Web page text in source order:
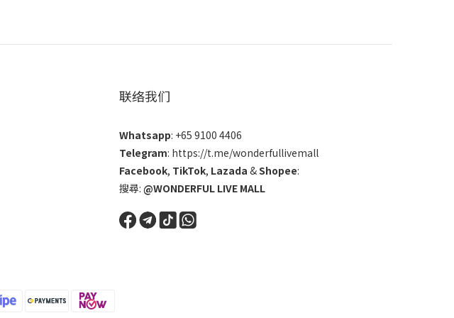
联络我们
Whatsapp: +65 9100 4406
Telegram: https://t.me/wonderfullivemall
Facebook, TikTok, Lazada &Shopee:
搜尋: @WONDERFUL LIVE MALL